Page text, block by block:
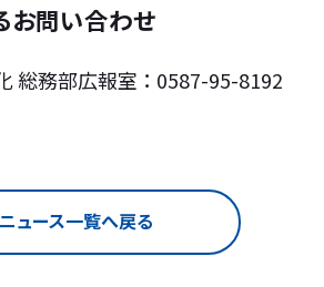
お問い合わせ
総務部広報室 ： 0587-95-8192
ニュース一覧へ戻る